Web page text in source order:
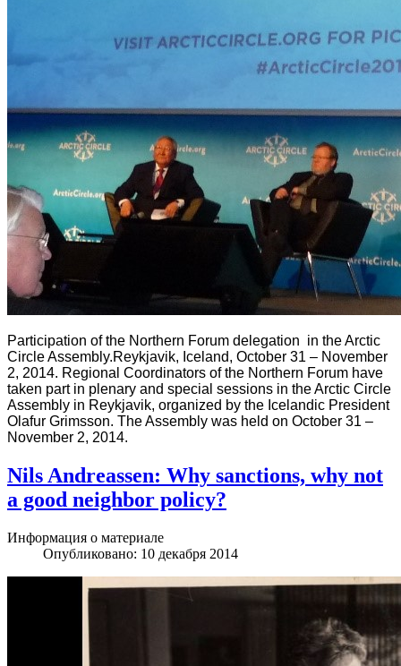
Participation of the Northern Forum delegation in the Arctic
Circle Assembly.Reykjavik, Iceland, October 31 – November
2, 2014. Regional Coordinators of the Northern Forum have
taken part in plenary and special sessions in the Arctic Circle
Assembly in Reykjavik, organized by the Icelandic President
Olafur Grimsson. The Assembly was held on October 31 –
November 2, 2014.
Nils Andreassen: Why sanctions, why not
a good neighbor policy?
Информация о материале
Опубликовано: 10 декабря 2014